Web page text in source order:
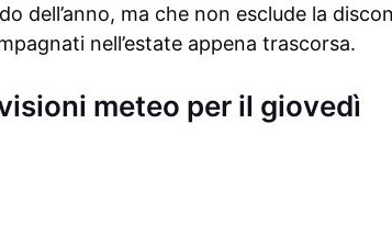
dell’anno, ma che non esclude la
nell’estate appena trascorsa.
meteo per il giovedì